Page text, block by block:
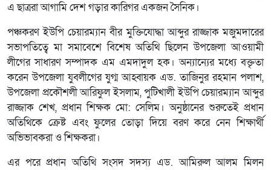
এ ছাত্ররা আগামি দেশ গড়ার কারিগর একজন সৈনিক।
পঞ্চকরণ ইউপি চেয়ারম্যান বীর মুক্তিযোদ্ধা আব্দুর রাজ্জাক মজুমদারের
সভাপতিত্বে মা সমাবেশে বিশেষ অতিথি ছিলেন উপজেলা আওয়ামী
লীগের সাধারণ সম্পাদক এম এমদাদুল হক। অন্যান্যের মধ্যে বক্তৃতা
করেন উপজেলা যুবলীগের যুগ্ম আহ্বায়ক এড. তাজিনুর রহমান পলাশ,
উপজেলা প্রকৌশলী আরিফুল ইসলাম, পুটিখালী ইউপি চেয়ারম্যান আব্দুর
রাজ্জাক শেখ, প্রধান শিক্ষক মো: সেলিম। অনুষ্ঠানের শুরুতেই প্রধান
অতিথিকে ক্রেষ্ট এবং ফুলের তোড়া দিয়ে বরণ করে নেন শিক্ষার্থী
অভিভাবকরা ও শিক্ষকরা।
এর পরে প্রধান অতিথি সংসদ সদস্য এড. আমিরুল আলম মিলন